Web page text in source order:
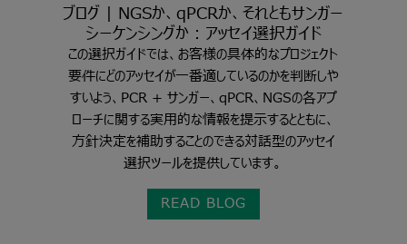
ブログ | NGSか、qPCRか、それともサンガー
シーケンシングか：アッセイ選択ガイド
この選択ガイドでは、お客様の具体的なプロジェクト
要件にどのアッセイが一番適しているのかを判断しや
すいよう、PCR + サンガー、qPCR、NGSの各アプ
ローチに関する実用的な情報を提示するとともに、
方針決定を補助することのできる対話型のアッセイ
選択ツールを提供しています。
READ BLOG